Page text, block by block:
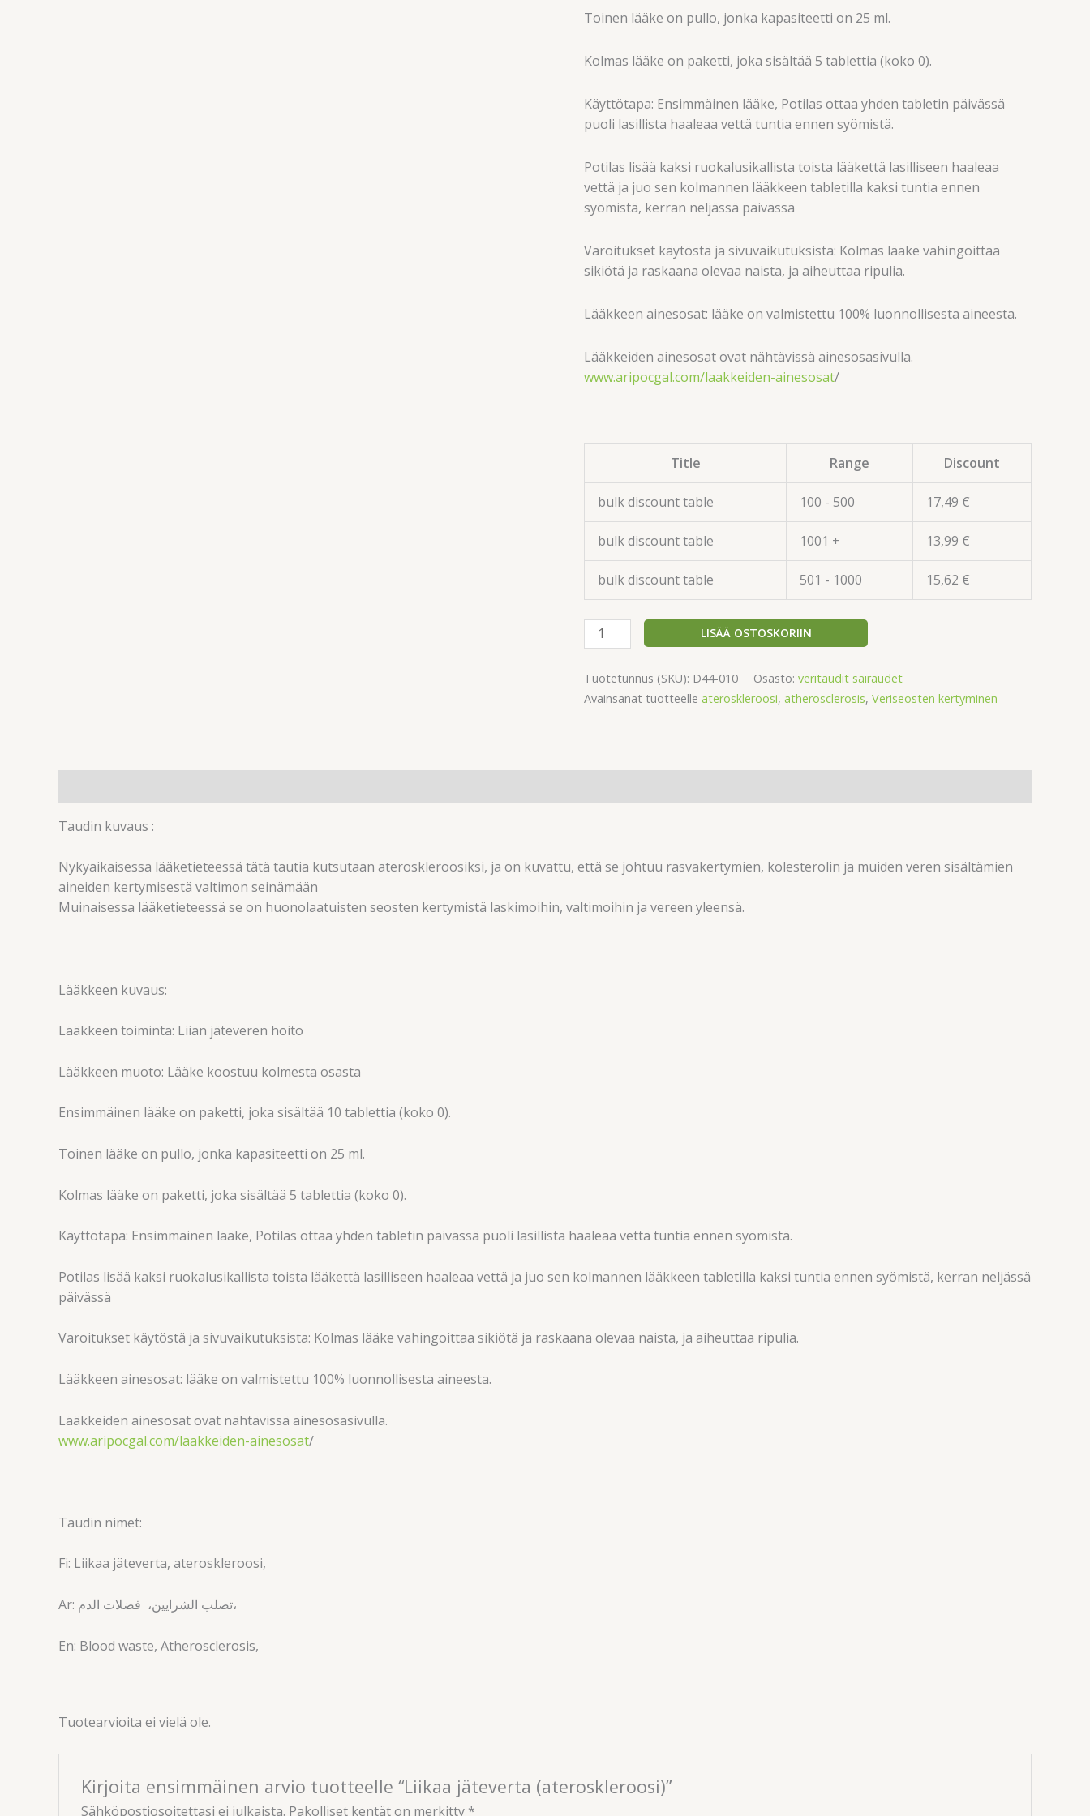
Toinen lääke on pullo, jonka kapasiteetti on 25 ml.
Kolmas lääke on paketti, joka sisältää 5 tablettia (koko 0).
Käyttötapa: Ensimmäinen lääke, Potilas ottaa yhden tabletin päivässä
puoli lasillista haaleaa vettä tuntia ennen syömistä.
Potilas lisää kaksi ruokalusikallista toista lääkettä lasilliseen haaleaa
vettä ja juo sen kolmannen lääkkeen tabletilla kaksi tuntia ennen
syömistä, kerran neljässä päivässä
Varoitukset käytöstä ja sivuvaikutuksista: Kolmas lääke vahingoittaa
sikiötä ja raskaana olevaa naista, ja aiheuttaa ripulia.
Lääkkeen ainesosat: lääke on valmistettu 100% luonnollisesta aineesta.
Lääkkeiden ainesosat ovat nähtävissä ainesosasivulla.
www.aripocgal.com/laakkeiden-ainesosat/
Title Range Discount
bulk discount table 100 - 500 17,49 €
bulk discount table 1001 + 13,99 €
bulk discount table 501 - 1000 15,62 €
LISÄÄ OSTOSKORIIN
Tuotetunnus (SKU): D44-010 Osasto: veritaudit sairaudet
Avainsanat tuotteelle ateroskleroosi, atherosclerosis, Veriseosten kertyminen
Taudin kuvaus :
Nykyaikaisessa lääketieteessä tätä tautia kutsutaan ateroskleroosiksi, ja on kuvattu, että se johtuu rasvakertymien, kolesterolin ja muiden veren sisältämien
aineiden kertymisestä valtimon seinämään
Muinaisessa lääketieteessä se on huonolaatuisten seosten kertymistä laskimoihin, valtimoihin ja vereen yleensä.
Lääkkeen kuvaus:
Lääkkeen toiminta: Liian jäteveren hoito
Lääkkeen muoto: Lääke koostuu kolmesta osasta
Ensimmäinen lääke on paketti, joka sisältää 10 tablettia (koko 0).
Toinen lääke on pullo, jonka kapasiteetti on 25 ml.
Kolmas lääke on paketti, joka sisältää 5 tablettia (koko 0).
Käyttötapa: Ensimmäinen lääke, Potilas ottaa yhden tabletin päivässä puoli lasillista haaleaa vettä tuntia ennen syömistä.
Potilas lisää kaksi ruokalusikallista toista lääkettä lasilliseen haaleaa vettä ja juo sen kolmannen lääkkeen tabletilla kaksi tuntia ennen syömistä, kerran neljässä
päivässä
Varoitukset käytöstä ja sivuvaikutuksista: Kolmas lääke vahingoittaa sikiötä ja raskaana olevaa naista, ja aiheuttaa ripulia.
Lääkkeen ainesosat: lääke on valmistettu 100% luonnollisesta aineesta.
Lääkkeiden ainesosat ovat nähtävissä ainesosasivulla.
www.aripocgal.com/laakkeiden-ainesosat/
Taudin nimet:
Fi: Liikaa jäteverta, ateroskleroosi,
Ar: تصلب الشرايين، فضلات الدم،
En: Blood waste, Atherosclerosis,
Tuotearvioita ei vielä ole.
Kirjoita ensimmäinen arvio tuotteelle “Liikaa jäteverta (ateroskleroosi)”
Sähköpostiosoitettasi ei julkaista. Pakolliset kentät on merkitty *